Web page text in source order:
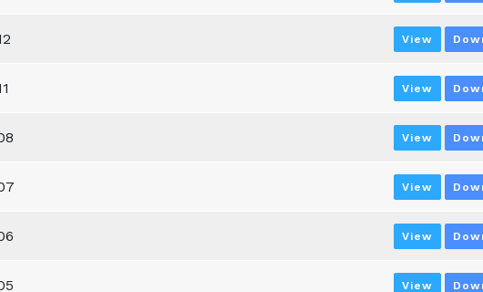
View
View
View
View
View
View